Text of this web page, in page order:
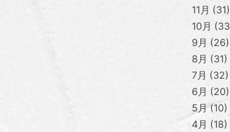
11月
31
10月
33
9月
26
8月
31
7月
32
6月
20
5月 10
4月
18